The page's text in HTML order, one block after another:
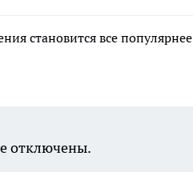
становится все популярнее
отключены.